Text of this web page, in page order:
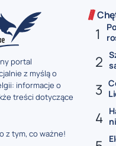
portal
z myślą o
informacje o
treści dotyczące
z tym, co ważne!